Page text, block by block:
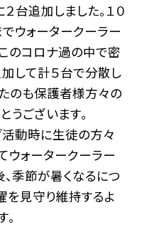
台追加しました。１０
ウォータークーラー
のコロナ過の中で密
して計５台で分散し
のも保護者様方々の
うございます。
活動時に生徒の方々
ウォータークーラー
季節が暑くなるにつ
を見守り維持するよ